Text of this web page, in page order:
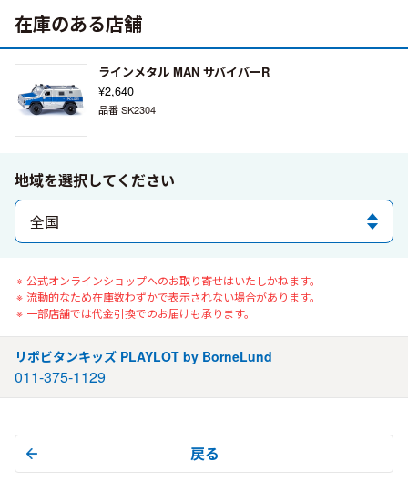
在庫のある店舗
ラインメタル MAN サバイバーR
¥2,640
品番 SK2304
地域を選択してください
公式オンラインショップへのお取り寄せはいたしかねます。
流動的なため在庫数わずかで表示されない場合があります。
一部店舗では代金引換でのお届けも承ります。
リポビタンキッズ PLAYLOT by BorneLund
011-375-1129
戻る